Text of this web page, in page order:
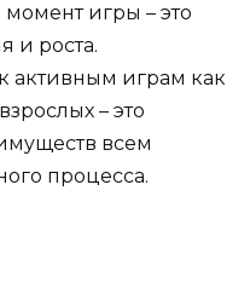
игры – это
и роста.
активным играм как
– это
всем
процесса.